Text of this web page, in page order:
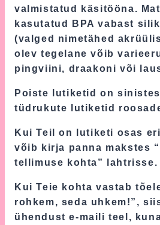
valmistatud käsitööna.
kasutatud BPA vabast
(valged nimetähed
olev tegelane võib
pingviini, draakoni või
Poiste lutiketid on
tüdrukute lutiketid
Kui Teil on lutiketi osas
võib kirja panna makstes
tellimuse kohta” lahtrisse.
Kui Teie kohta vastab
rohkem, seda uhkem!”,
ühendust e-maili teel,